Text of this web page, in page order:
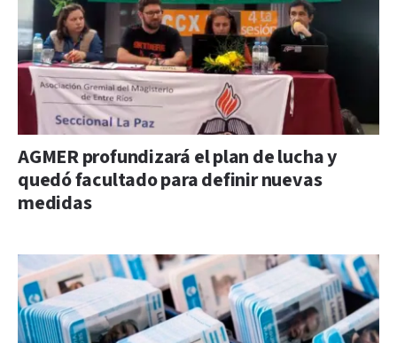
AGMER profundizará el plan de lucha y
quedó facultado para definir nuevas
medidas